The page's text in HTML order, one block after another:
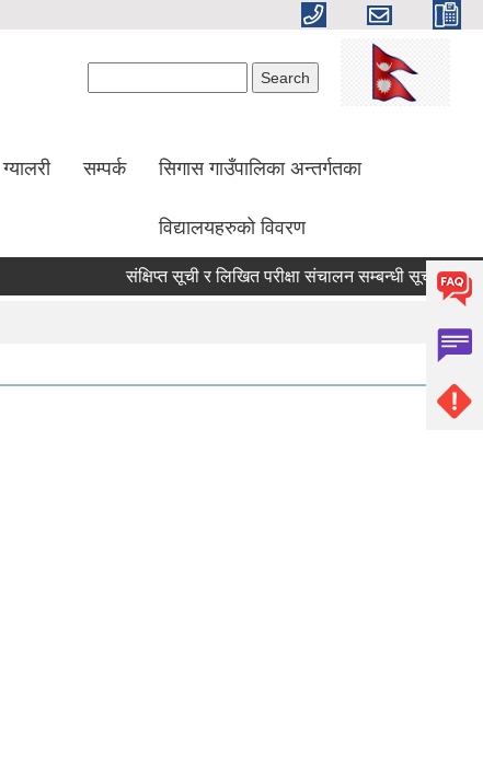
ग्यालरी सम्पर्क सिगास गाउँपालिका अन्तर्गतका
विद्यालयहरुको विवरण
संक्षिप्त सूची र लिखित परीक्षा संचालन सम्बन्धी सूचना!